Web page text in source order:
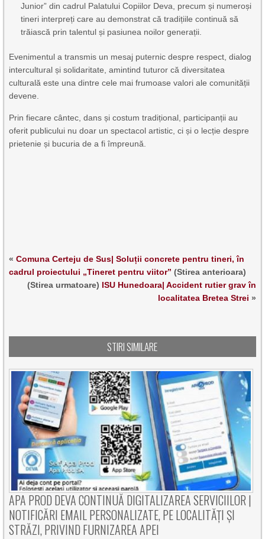
Junior” din cadrul Palatului Copiilor Deva, precum și numeroși
tineri interpreți care au demonstrat că tradițiile continuă să
trăiască prin talentul și pasiunea noilor generații.
Evenimentul a transmis un mesaj puternic despre respect, dialog
intercultural și solidaritate, amintind tuturor că diversitatea
culturală este una dintre cele mai frumoase valori ale comunității
devene.
Prin fiecare cântec, dans și costum tradițional, participanții au
oferit publicului nu doar un spectacol artistic, ci și o lecție despre
prietenie și bucuria de a fi împreună.
«Comuna Certeju de Sus| Soluții concrete pentru tineri, în
cadrul proiectului „Tineret pentru viitor” (Stirea anterioara)
(Stirea urmatoare) ISU Hunedoara| Accident rutier grav în
localitatea Bretea Strei »
STIRI SIMILARE
APA PROD DEVA CONTINUĂ DIGITALIZAREA SERVICIILOR |
NOTIFICĂRI EMAIL PERSONALIZATE, PE LOCALITĂȚI ȘI
STRĂZI, PRIVIND FURNIZAREA APEI